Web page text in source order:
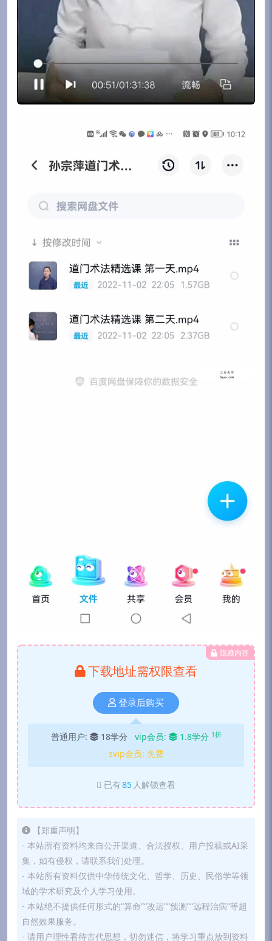
隐藏内容
下载地址需权限查看
登录后购买
普通用户: 18学分 vip会员: 1.8学分 1折
svip会员: 免费
已有85 人解锁查看
【郑重声明】
- 本站所有资料均来自公开渠道、合法授权、用户投稿或AI采
集，如有侵权，请联系我们处理。
- 本站所有资料仅供中华传统文化、哲学、历史、民俗学等领
域的学术研究及个人学习使用。
- 本站绝不提供任何形式的“算命”“改运”“预测”“远程治病”等超
自然效果服务。
- 请用户理性看待古代思想，切勿迷信，将学习重点放到资料